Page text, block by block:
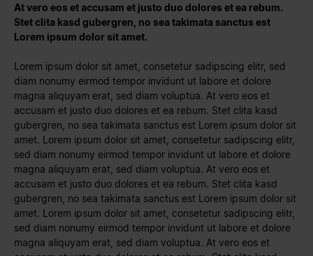
At vero eos et accusam et justo duo dolores et ea rebum.
Stet clita kasd gubergren, no sea takimata sanctus est
Lorem ipsum dolor sit amet.
Lorem ipsum dolor sit amet, consetetur sadipscing elitr, sed
diam nonumy eirmod tempor invidunt ut labore et dolore
magna aliquyam erat, sed diam voluptua. At vero eos et
accusam et justo duo dolores et ea rebum. Stet clita kasd
gubergren, no sea takimata sanctus est Lorem ipsum dolor sit
amet. Lorem ipsum dolor sit amet, consetetur sadipscing elitr,
sed diam nonumy eirmod tempor invidunt ut labore et dolore
magna aliquyam erat, sed diam voluptua. At vero eos et
accusam et justo duo dolores et ea rebum. Stet clita kasd
gubergren, no sea takimata sanctus est Lorem ipsum dolor sit
amet. Lorem ipsum dolor sit amet, consetetur sadipscing elitr,
sed diam nonumy eirmod tempor invidunt ut labore et dolore
magna aliquyam erat, sed diam voluptua. At vero eos et